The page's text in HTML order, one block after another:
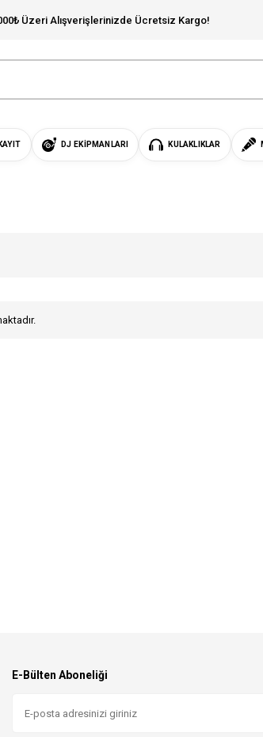
Üzeri Alışverişlerinizde Ücretsiz Kargo!
DJ EKIPMANLARI KULAKLIKLAR
E-Bülten Aboneliği